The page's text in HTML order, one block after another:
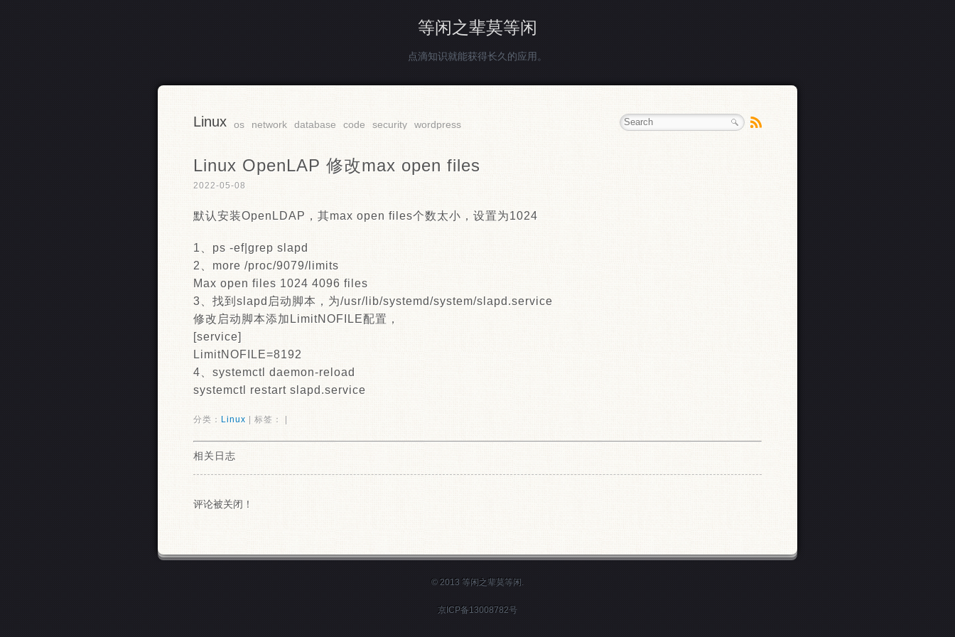
等闲之辈莫等闲
点滴知识就能获得长久的应用。
Linux os network database code security wordpress
Linux OpenLAP 修改max open files
2022-05-08
默认安装OpenLDAP，其max open files个数太小，设置为1024
1、ps -ef|grep slapd
2、more /proc/9079/limits
Max open files 1024 4096 files
3、找到slapd启动脚本，为/usr/lib/systemd/system/slapd.service
修改启动脚本添加LimitNOFILE配置，
[service]
LimitNOFILE=8192
4、systemctl daemon-reload
systemctl restart slapd.service
分类： Linux | 标签： |
相关日志
评论被关闭！
© 2013 等闲之辈莫等闲.
京ICP备13008782号